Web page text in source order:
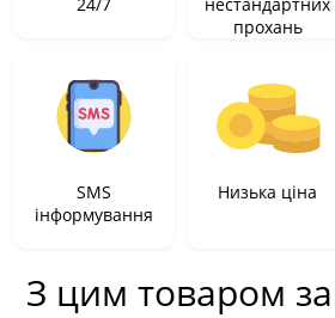
прохань
SMS
інформування
Низька ціна
З цим товаром